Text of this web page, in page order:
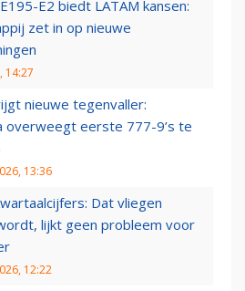
E2 biedt LATAM kansen:
zet in op nieuwe
14:27
nieuwe tegenvaller:
overweegt eerste 777-9’s te
13:36
Dat vliegen
lijkt geen probleem voor
12:22